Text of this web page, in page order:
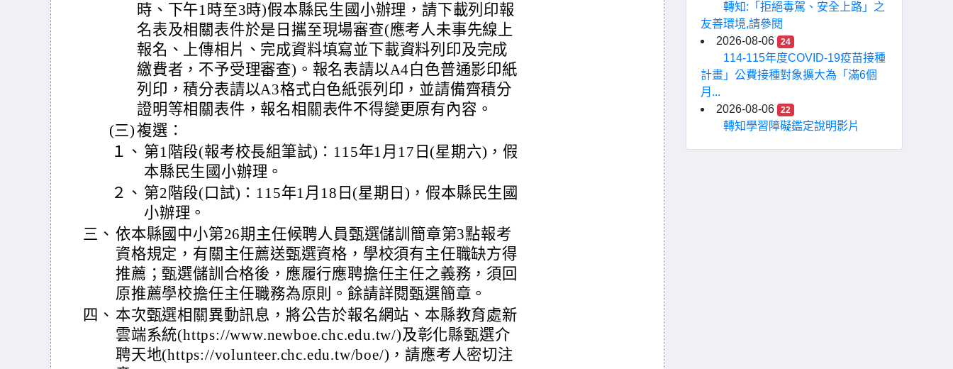
時、下午1時至3時)假本縣民生國小辦理，請下載列印報
名表及相關表件於是日攜至現場審查(應考人未事先線上
報名、上傳相片、完成資料填寫並下載資料列印及完成
繳費者，不予受理審查)。報名表請以A4白色普通影印紙
列印，積分表請以A3格式白色紙張列印，並請備齊積分
證明等相關表件，報名相關表件不得變更原有內容。
(三)複選：
１、 第1階段(報考校長組筆試)：115年1月17日(星期六)，假
本縣民生國小辦理。
２、 第2階段(口試)：115年1月18日(星期日)，假本縣民生國
小辦理。
三、 依本縣國中小第26期主任候聘人員甄選儲訓簡章第3點報考
資格規定，有關主任薦送甄選資格，學校須有主任職缺方得
推薦；甄選儲訓合格後，應履行應聘擔任主任之義務，須回
原推薦學校擔任主任職務為原則。餘請詳閱甄選簡章。
四、 本次甄選相關異動訊息，將公告於報名網站、本縣教育處新
雲端系統(https://www.newboe.chc.edu.tw/)及彰化縣甄選介
聘天地(https://volunteer.chc.edu.tw/boe/)，請應考人密切注
轉知:「拒絕毒駕、安全上路」之
友善環境,請參閱
2026-08-06
24
114-115年度COVID-19疫苗接種
計畫」公費接種對象擴大為「滿6個
月...
2026-08-06
22
轉知學習障礙鑑定說明影片